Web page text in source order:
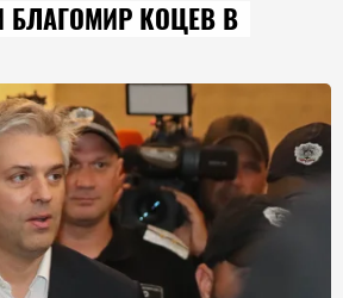
БЛАГОМИР КОЦЕВ В